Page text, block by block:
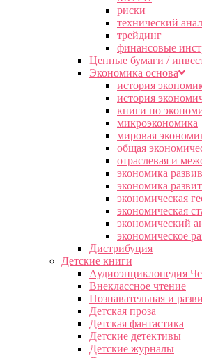
риски
технический
трейдинг
финансовые
Ценные бумаги /
Экономика основа
история
история
книги по
микроэкономика
мировая
общая
отраслевая и
экономика
экономика
экономическая
экономическая
экономический
экономическое
Дистрибуция
Детские книги
Аудиоэнциклопедия
Внеклассное чтение
Познавательная и
Детская проза
Детская фантастика
Детские детективы
Детские журналы